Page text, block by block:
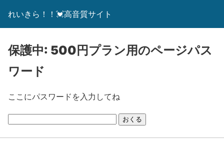
れいきら！！💓高音質サイト
保護中: 500円プラン用のページパス
ワード
ここにパスワードを入力してね